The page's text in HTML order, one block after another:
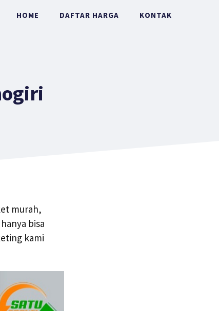
HOME DAFTAR HARGA KONTAK
murah,
bisa
kami